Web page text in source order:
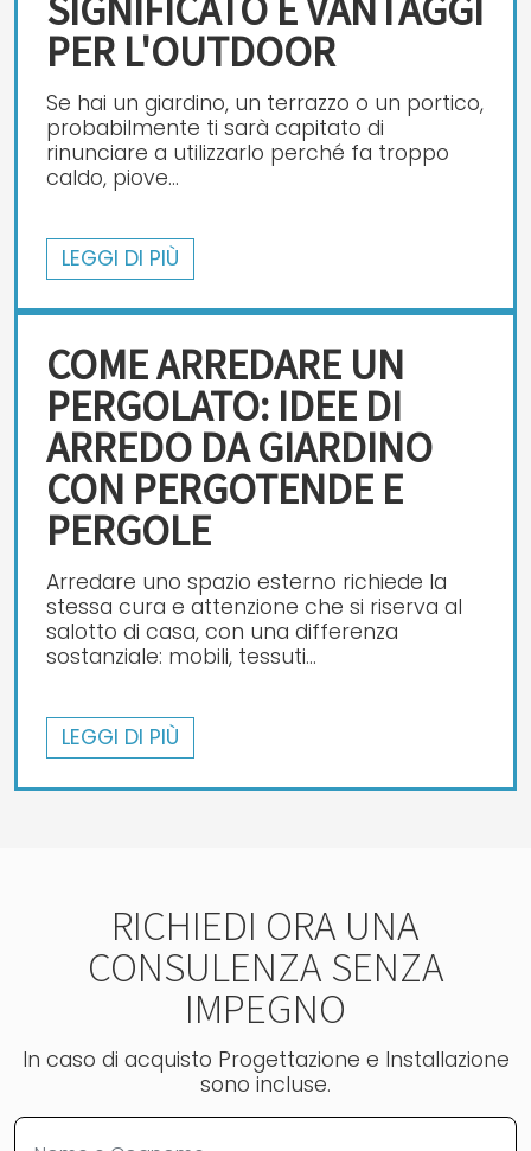
PER L'OUTDOOR
Se hai un giardino, un terrazzo o un portico,
probabilmente ti sarà capitato di
rinunciare a utilizzarlo perché fa troppo
caldo, piove...
LEGGI DI PIÙ
COME ARREDARE UN
PERGOLATO: IDEE DI
ARREDO DA GIARDINO
CON PERGOTENDE E
PERGOLE
Arredare uno spazio esterno richiede la
stessa cura e attenzione che si riserva al
salotto di casa, con una differenza
sostanziale: mobili, tessuti...
LEGGI DI PIÙ
RICHIEDI ORA UNA
CONSULENZA SENZA
IMPEGNO
In caso di acquisto Progettazione e Installazione
sono incluse.